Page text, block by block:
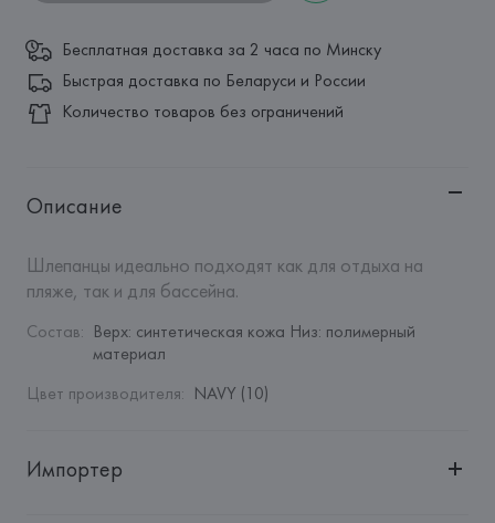
Бесплатная доставка за 2 часа по Минску
Быстрая доставка по Беларуси и России
Количество товаров без ограничений
Описание
Шлепанцы идеально подходят как для отдыха на
пляже, так и для бассейна.
Состав: Верх: синтетическая кожа Низ: полимерный
материал
Цвет производителя: NAVY (10)
Импортер